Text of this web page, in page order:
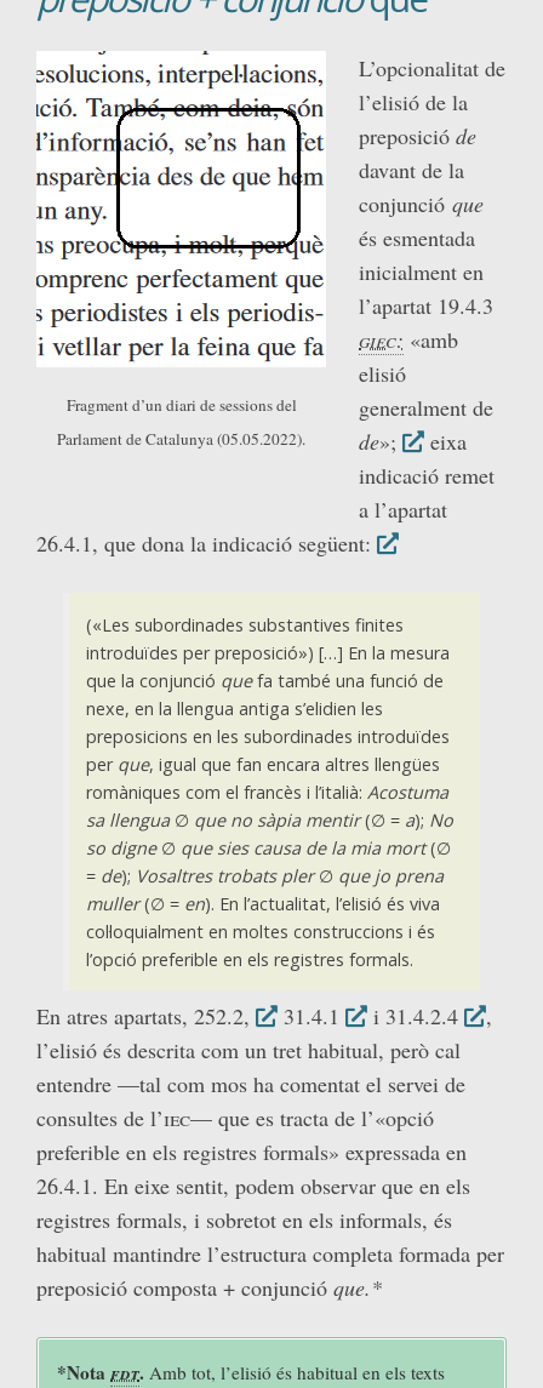
Fragment d’un diari de sessions del
Parlament de Catalunya (05.05.2022).
L’opcionalitat de
l’elisió de la
preposició de
davant de la
conjunció que
és esmentada
inicialment en
l’apartat 19.4.3
giec: «amb
elisió
generalment de
de»;
eixa
indicació remet
a l’apartat
26.4.1, que dona la indicació següent:
(«Les subordinades substantives finites
introduïdes per preposició») […] En la mesura
que la conjunció quefa també una funció de
nexe, en la llengua antiga s’elidien les
preposicions en les subordinades introduïdes
per que, igual que fan encara altres llengües
romàniques com el francès i l’italià: Acostuma
sa llengua ∅ que no sàpia mentir(∅ = a); No
so digne∅ que sies causa de la mia mort(∅
= de); Vosaltres trobats pler∅ que jo prena
muller(∅ = en). En l’actualitat, l’elisió és viva
col·loquialment en moltes construccions i és
l’opció preferible en els registres formals.
En atres apartats, 252.2, 31.4.1 i 31.4.2.4
,
l’elisió és descrita com un tret habitual, però cal
entendre —tal com mos ha comentat el servei de
consultes de l’iec— que es tracta de l’«opció
preferible en els registres formals» expressada en
26.4.1. En eixe sentit, podem observar que en els
registres formals, i sobretot en els informals, és
habitual mantindre l’estructura completa formada per
preposició composta + conjunció que.*
*Notafdt. Amb tot, l’elisió és habitual en els texts